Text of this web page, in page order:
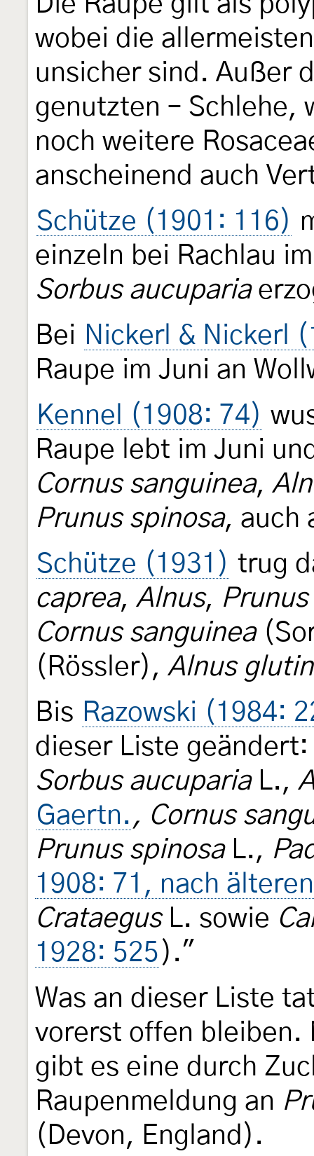
wobei die
unsicher sind. Außer
genutzten – Schlehe,
noch weitere
anscheinend auch
Schütze (1901: 116)
einzeln bei Rachlau
Sorbus aucuparia
Bei Nickerl & Nickerl
Raupe im Juni an
Kennel (1908: 74)
Raupe lebt im Juni
Cornus sanguinea,
Prunus spinosa, auch
Schütze (1931) trug
caprea, Alnus,
Cornus sanguinea
(Rössler), Alnus
Bis Razowski (1984:
dieser Liste
Sorbus aucupariaL.,
Gaertn. , Cornus
Prunus spinosaL.,
1908: 71, nach
CrataegusL. sowie
1928: 525 )."
Was an dieser Liste
vorerst offen bleiben.
gibt es eine durch
Raupenmeldung an
(Devon, England).